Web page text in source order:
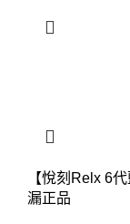
【悅刻Relx 6
漏正品